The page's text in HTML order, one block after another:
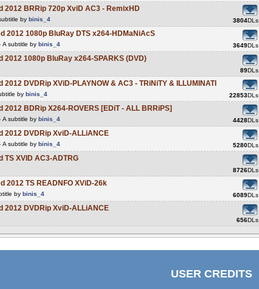
2012 BRRip 720p XviD AC3 - RemixHD
by binis_4 3804DLs
2012 1080p BluRay DTS x264-HDMaNiAcS
A subtitle by binis_4 3649DLs
1080p BluRay x264-SPARKS (DVD)
89DLs
DVDRip XViD-PLAYNOW & AC3 - TRiNiTY & ILLUMINATI
by binis_4 22853DLs
BDRip X264-ROVERS [EDiT - ALL BRRiPS]
A subtitle by binis_4 4428DLs
2012 DVDRip XviD-ALLiANCE
A subtitle by binis_4 5280DLs
TS XVID AC3-ADTRG
8726DLs
2012 TS READNFO XViD-26k
by binis_4 6089DLs
2012 DVDRip XviD-ALLiANCE
656DLs
USER CREDITS